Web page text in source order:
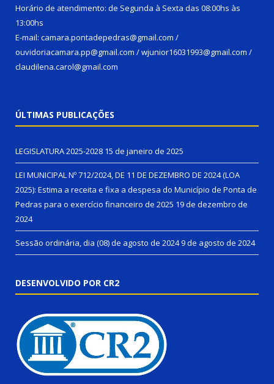
Horário de atendimento: de Segunda à Sexta das 08:00hs às
13:00hs
E-mail: camara.pontadepedras@gmail.com /
ouvidoriacamara.pp@gmail.com / wjunior16031993@gmail.com /
claudilena.carol@gmail.com
ÚLTIMAS PUBLICAÇÕES
LEGISLATURA 2025-2028 15 de janeiro de 2025
LEI MUNICIPAL Nº 712/2024, DE 11 DE DEZEMBRO DE 2024 (LOA
2025): Estima a receita e fixa a despesa do Município de Ponta de
Pedras para o exercício financeiro de 2025 19 de dezembro de
2024
Sessão ordinária, dia (08) de agosto de 20249 de agosto de 2024
DESENVOLVIDO POR CR2